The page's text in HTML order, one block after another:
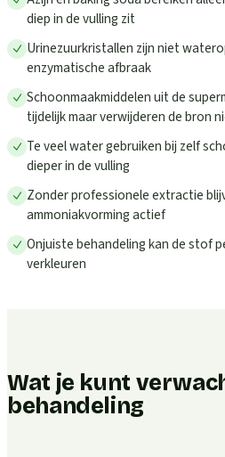
diep in de vulling zit
Urinezuurkristallen zijn niet
enzymatische afbraak
Schoonmaakmiddelen uit de
tijdelijk maar verwijderen de bron
Te veel water gebruiken bij zelf
dieper in de vulling
Zonder professionele extractie
ammoniakvorming actief
Onjuiste behandeling kan de stof
verkleuren
Wat je kunt
behandeling